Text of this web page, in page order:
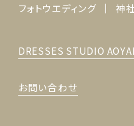
フォトウエディング
神
DRESSES STUDIO
お問い合わせ